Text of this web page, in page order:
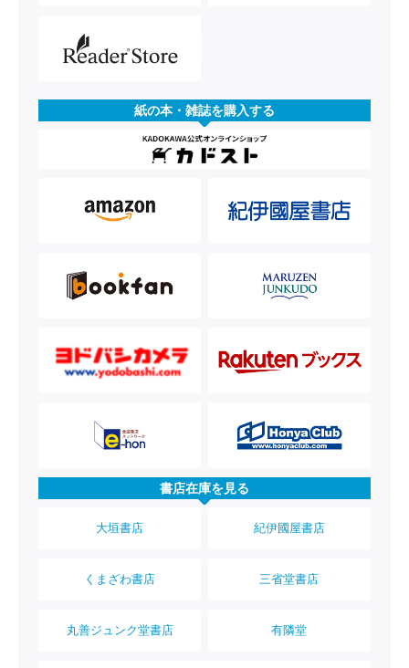
紙の本・雑誌を購入する
書店在庫を見る
大垣書店 紀伊國屋書店
くまざわ書店 三省堂書店
丸善ジュンク堂書店 有隣堂